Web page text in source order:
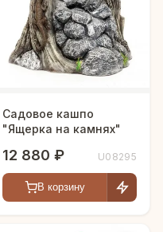
Садовое кашпо
"Ящерка на камнях"
12 880 ₽ U08295
В корзину